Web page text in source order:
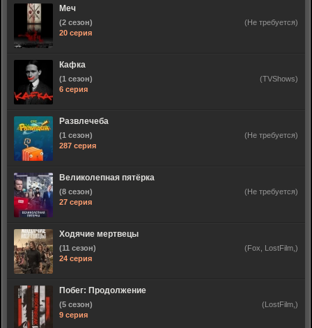
Меч
(2 сезон)
20 серия
(Не требуется)
Кафка
(1 сезон)
6 серия
(TVShows)
Развлечеба
(1 сезон)
287 серия
(Не требуется)
Великолепная пятёрка
(8 сезон)
27 серия
(Не требуется)
Ходячие мертвецы
(11 сезон)
24 серия
(Fox, LostFilm,)
Побег: Продолжение
(5 сезон)
9 серия
(LostFilm,)